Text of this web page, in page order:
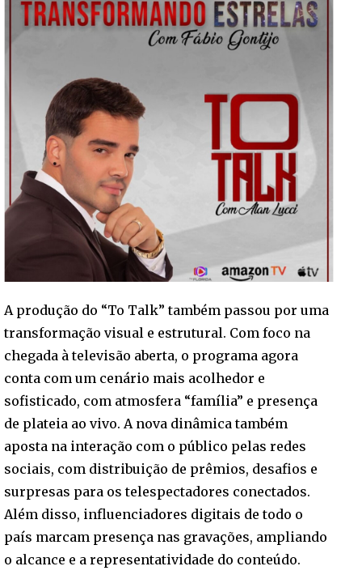
A produção do “To Talk” também passou por uma
transformação visual e estrutural. Com foco na
chegada à televisão aberta, o programa agora
conta com um cenário mais acolhedor e
sofisticado, com atmosfera “família” e presença
de plateia ao vivo. A nova dinâmica também
aposta na interação com o público pelas redes
sociais, com distribuição de prêmios, desafios e
surpresas para os telespectadores conectados.
Além disso, influenciadores digitais de todo o
país marcam presença nas gravações, ampliando
o alcance e a representatividade do conteúdo.